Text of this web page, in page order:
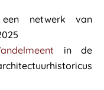
netwerk van
in de